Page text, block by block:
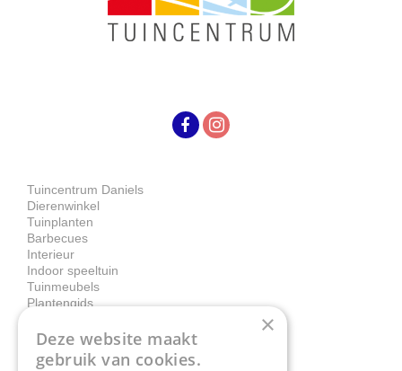
Tuincentrum Daniels
Dierenwinkel
Tuinplanten
Barbecues
Interieur
Indoor speeltuin
Tuinmeubels
Plantengids
Contact
×
Deze website maakt
gebruik van cookies.